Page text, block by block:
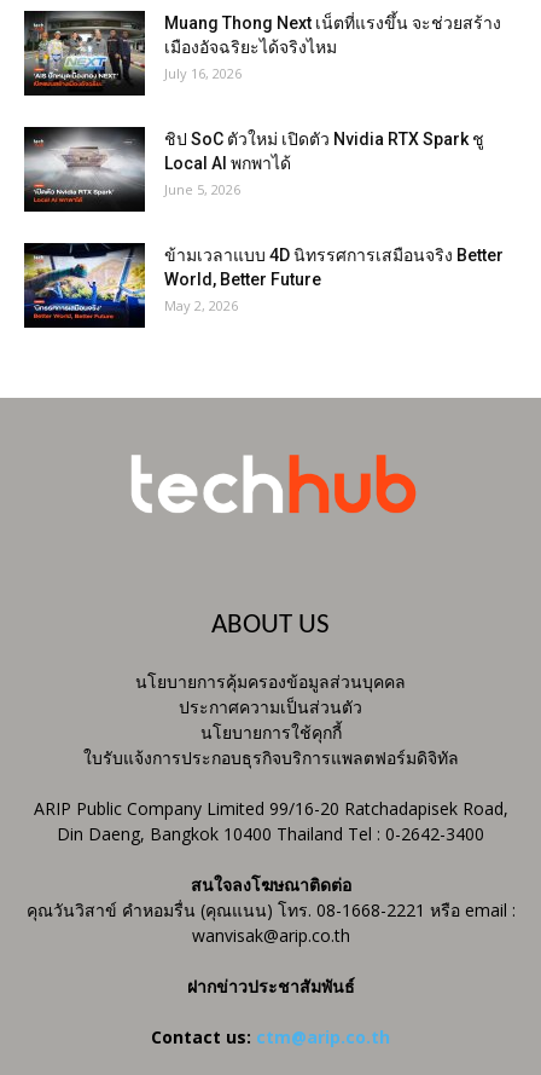
Muang Thong Next เน็ตที่แรงขึ้น จะช่วยสร้าง
เมืองอัจฉริยะได้จริงไหม
July 16, 2026
ชิป SoC ตัวใหม่ เปิดตัว Nvidia RTX Spark ชู
Local AI พกพาได้
June 5, 2026
ข้ามเวลาแบบ 4D นิทรรศการเสมือนจริง Better
World, Better Future
May 2, 2026
ABOUT US
นโยบายการคุ้มครองข้อมูลส่วนบุคคล
ประกาศความเป็นส่วนตัว
นโยบายการใช้คุกกี้
ใบรับแจ้งการประกอบธุรกิจบริการแพลตฟอร์มดิจิทัล
ARIP Public Company Limited 99/16-20 Ratchadapisek Road,
Din Daeng, Bangkok 10400 Thailand Tel : 0-2642-3400
สนใจลงโฆษณาติดต่อ
คุณวันวิสาข์ คำหอมรื่น (คุณแนน) โทร. 08-1668-2221 หรือ email :
wanvisak@arip.co.th
ฝากข่าวประชาสัมพันธ์
Contact us: ctm@arip.co.th